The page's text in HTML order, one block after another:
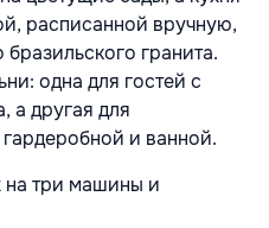
расписанной вручную,
гранита.
одна для гостей с
а другая для
и ванной.
на три машины и